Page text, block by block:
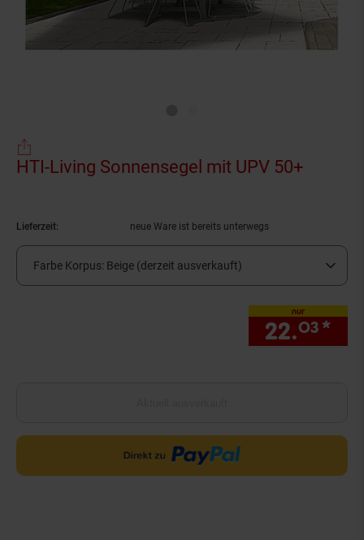
HTI-Living Sonnensegel mit UPV 50+
Lieferzeit: neue Ware ist bereits unterwegs
Farbe Korpus: Beige (derzeit ausverkauft)
nur
22.03 *